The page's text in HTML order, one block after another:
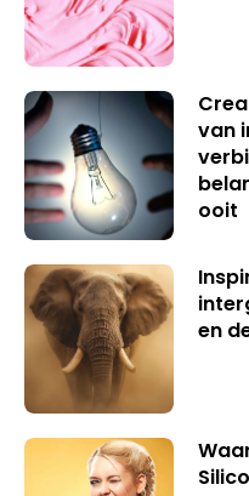
van
ooit
en